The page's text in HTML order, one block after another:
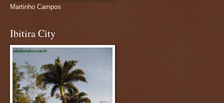
Martinho Campos
Ibitira City